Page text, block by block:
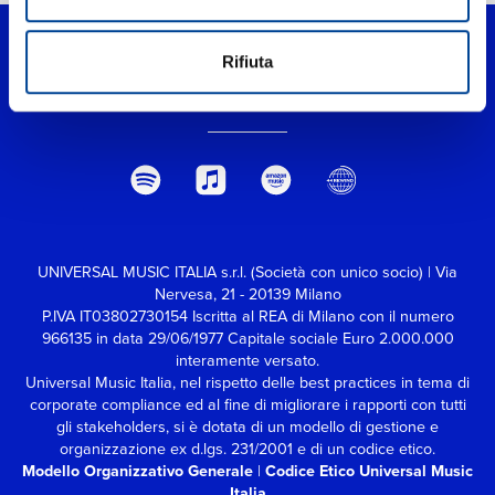
Rifiuta
UNIVERSAL MUSIC ITALIA s.r.l. (Società con unico socio) | Via
Nervesa, 21 - 20139 Milano
P.IVA IT03802730154 Iscritta al REA di Milano con il numero
966135 in data 29/06/1977Capitale sociale Euro 2.000.000
interamente versato.
Universal Music Italia, nel rispetto delle best practices in tema di
corporate compliance ed al fine di migliorare i rapporti con tutti
gli stakeholders,si è dotata di un modello di gestione e
organizzazione ex d.lgs. 231/2001 e di un codice etico.
Modello Organizzativo Generale | Codice Etico Universal Music